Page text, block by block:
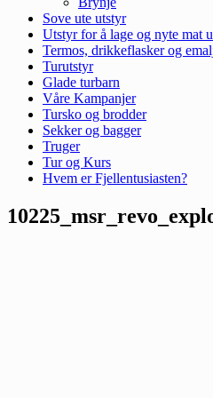
Sove ute utstyr
Utstyr for å lage og nyte mat
Termos, drikkeflasker og
Turutstyr
Glade turbarn
Våre Kampanjer
Tursko og brodder
Sekker og bagger
Truger
Tur og Kurs
Hvem er Fjellentusiasten?